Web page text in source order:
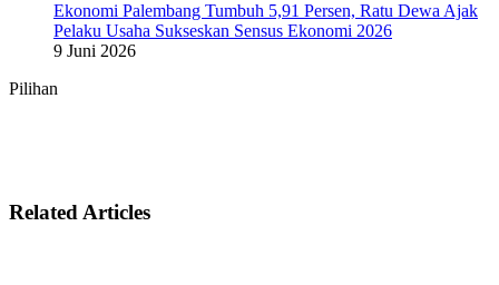
Ekonomi Palembang Tumbuh 5,91 Persen, Ratu Dewa Ajak
Pelaku Usaha Sukseskan Sensus Ekonomi 2026
9 Juni 2026
Pilihan
Related Articles